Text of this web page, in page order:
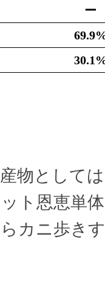
ー
物として
ト恩恵単
カニ歩き